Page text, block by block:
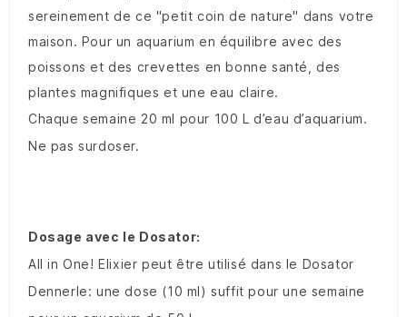
sereinement de ce "petit coin de nature" dans votre
maison. Pour un aquarium en équilibre avec des
poissons et des crevettes en bonne santé, des
plantes magnifiques et une eau claire.
Chaque semaine 20 ml pour 100 L d’eau d’aquarium.
Ne pas surdoser.
Dosage avec le Dosator:
All in One! Elixier peut être utilisé dans le Dosator
Dennerle: une dose (10 ml) suffit pour une semaine